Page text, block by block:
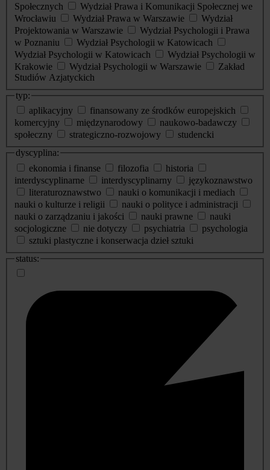
Społecznych
Wydział Prawa i Komunikacji Społecznej we
Wrocławiu
Wydział Prawa w Warszawie
Wydział
Projektowania w Warszawie
Wydział Psychologii i Prawa
w Poznaniu
Wydział Psychologii w Katowicach
Wydział Psychologii w Katowicach
Wydział Psychologii w
Krakowie
Wydział Psychologii w Warszawie
Zakład
Studiów Azjatyckich
typ:
aplikacyjny
finansowany ze środków europejskich
komercyjny
międzynarodowy
naukowo-badawczy
społeczny
strategiczno-rozwojowy
studencki
dyscyplina:
ekonomia i finanse
filozofia
historia
interdyscyplinarne
interdyscyplinarny
językoznawstwo
literaturoznawstwo
nauki o komunikacji i mediach
nauki o kulturze i religii
nauki o polityce i administracji
nauki o zarządzaniu i jakości
nauki prawne
nauki
socjologiczne
nie dotyczy psychiatria
psychologia
sztuki plastyczne i konserwacja dzieł sztuki
status: